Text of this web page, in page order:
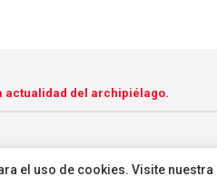
actualidad del archipiélago.
el uso de cookies. Visite nuestra